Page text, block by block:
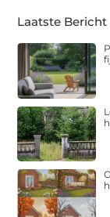
Laatste Bericht